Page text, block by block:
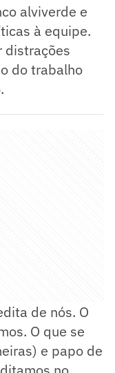
alviverde e
à equipe.
distrações
do trabalho
de nós. O
O que se
e papo de